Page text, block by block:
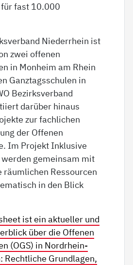
fast 10.000
Niederrhein ist
zwei offenen
in Monheim am Rhein
Ganztagsschulen in
Bezirksverband
darüber hinaus
zur fachlichen
der Offenen
Im Projekt Inklusive
gemeinsam mit
räumlichen Ressourcen
in den Blick
ist ein aktueller und
über die Offenen
(OGS) in Nordrhein-
Rechtliche Grundlagen,